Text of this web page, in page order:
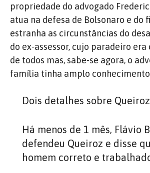
propriedade do advogado
atua na defesa de Bolsonaro e do
estranha as circunstâncias do
do ex-assessor, cujo paradeiro era
de todos mas, sabe-se agora, o
família tinha amplo
Dois detalhes sobre Queiroz
Há menos de 1 mês, Flávio
defendeu Queiroz e disse
homem correto e